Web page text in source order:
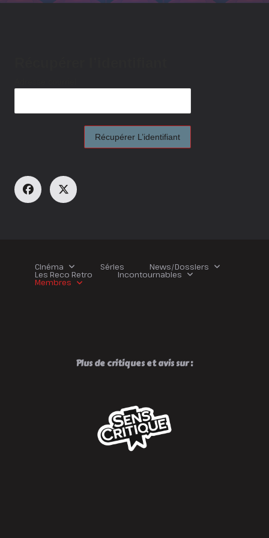
Cinéma Séries News/Dossiers
Les Reco Retro Incontournables
Membres
Plus de critiques et avis sur :